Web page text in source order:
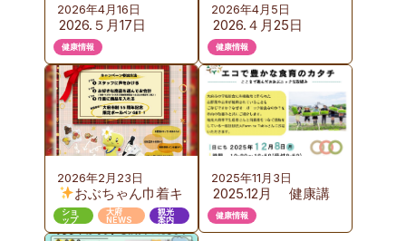
2026年4月16日
2026.５月17日
（日）KURUTOおお
ぶ 野外健康フェス
のご案内
健康情報
2026年4月5日
2026.４月25日
（土）カイロプラク
ティック体験会の
ご案内
健康情報
2026年2月23日
おぶちゃん巾着キ
ャンペーン 第３弾
ショ
ップ
大府
NEWS
観光
案内
2025年11月3日
2025.12月 健康講
座のご案内 『お
いしい給食から始め
健康情報